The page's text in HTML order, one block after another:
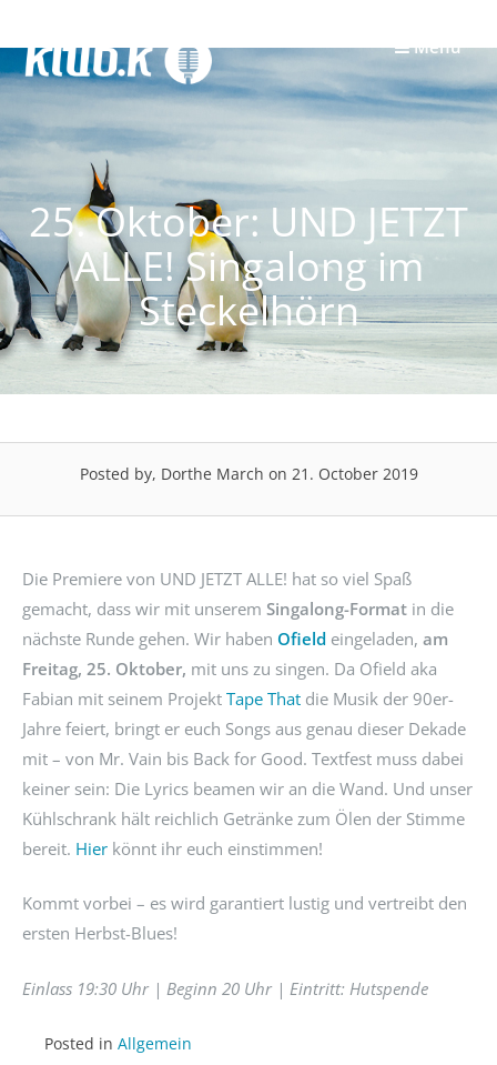
to
content
Menu
25. Oktober: UND JETZT
ALLE! Singalong im
Steckelhörn
Posted by, Dorthe March on 21. October 2019
Die Premiere von UND JETZT ALLE! hat so viel Spaß
gemacht, dass wir mit unserem Singalong-Format in die
nächste Runde gehen. Wir haben Ofield eingeladen, am
Freitag, 25. Oktober, mit uns zu singen. Da Ofield aka
Fabian mit seinem Projekt Tape That die Musik der 90er-
Jahre feiert, bringt er euch Songs aus genau dieser Dekade
mit – von Mr. Vain bis Back for Good. Textfest muss dabei
keiner sein: Die Lyrics beamen wir an die Wand. Und unser
Kühlschrank hält reichlich Getränke zum Ölen der Stimme
bereit. Hier könnt ihr euch einstimmen!
Kommt vorbei – es wird garantiert lustig und vertreibt den
ersten Herbst-Blues!
Einlass 19:30 Uhr | Beginn 20 Uhr | Eintritt: Hutspende
Posted in Allgemein